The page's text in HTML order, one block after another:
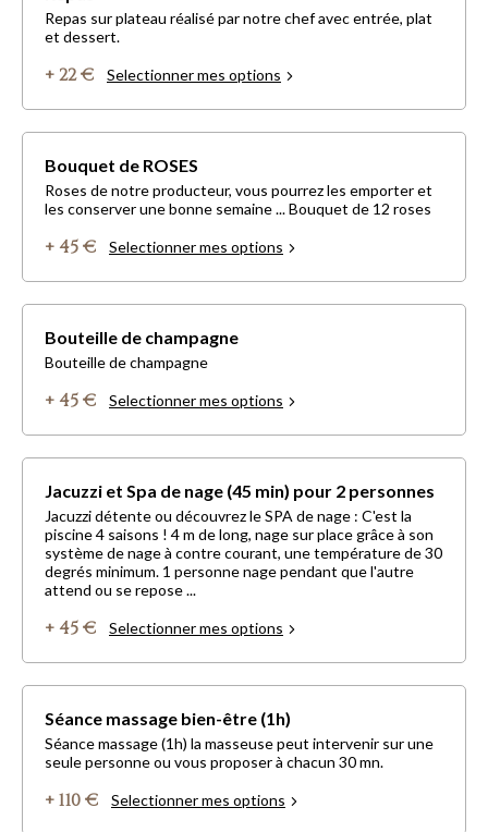
Repas sur plateau réalisé par notre chef avec entrée, plat
et dessert.
+ 22 € Selectionner mes options
Bouquet de ROSES
Roses de notre producteur, vous pourrez les emporter et
les conserver une bonne semaine ... Bouquet de 12 roses
+ 45 € Selectionner mes options
Bouteille de champagne
Bouteille de champagne
+ 45 € Selectionner mes options
Jacuzzi et Spa de nage (45 min) pour 2 personnes
Jacuzzi détente ou découvrez le SPA de nage : C'est la
piscine 4 saisons ! 4 m de long, nage sur place grâce à son
système de nage à contre courant, une température de 30
degrés minimum. 1 personne nage pendant que l'autre
attend ou se repose ...
+ 45 € Selectionner mes options
Séance massage bien-être (1h)
Séance massage (1h) la masseuse peut intervenir sur une
seule personne ou vous proposer à chacun 30 mn.
+ 110 € Selectionner mes options